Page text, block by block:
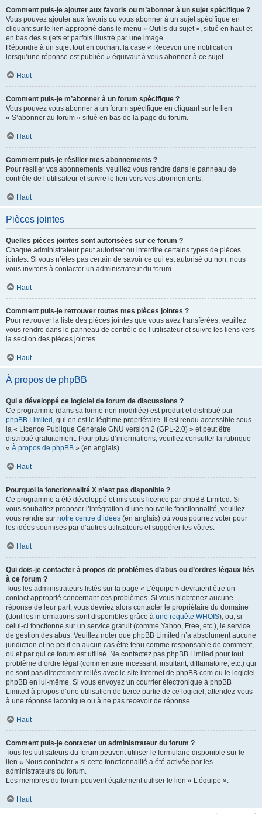
Comment puis-je ajouter aux favoris ou m’abonner à un sujet spécifique ?
Vous pouvez ajouter aux favoris ou vous abonner à un sujet spécifique en
cliquant sur le lien approprié dans le menu « Outils du sujet », situé en haut et
en bas des sujets et parfois illustré par une image.
Répondre à un sujet tout en cochant la case « Recevoir une notification
lorsqu’une réponse est publiée » équivaut à vous abonner à ce sujet.
Haut
Comment puis-je m’abonner à un forum spécifique ?
Vous pouvez vous abonner à un forum spécifique en cliquant sur le lien
« S’abonner au forum » situé en bas de la page du forum.
Haut
Comment puis-je résilier mes abonnements ?
Pour résilier vos abonnements, veuillez vous rendre dans le panneau de
contrôle de l’utilisateur et suivre le lien vers vos abonnements.
Haut
Pièces jointes
Quelles pièces jointes sont autorisées sur ce forum ?
Chaque administrateur peut autoriser ou interdire certains types de pièces
jointes. Si vous n’êtes pas certain de savoir ce qui est autorisé ou non, nous
vous invitons à contacter un administrateur du forum.
Haut
Comment puis-je retrouver toutes mes pièces jointes ?
Pour retrouver la liste des pièces jointes que vous avez transférées, veuillez
vous rendre dans le panneau de contrôle de l’utilisateur et suivre les liens vers
la section des pièces jointes.
Haut
À propos de phpBB
Qui a développé ce logiciel de forum de discussions ?
Ce programme (dans sa forme non modifiée) est produit et distribué par
phpBB Limited , qui en est le légitime propriétaire. Il est rendu accessible sous
la « Licence Publique Générale GNU version 2 (GPL-2.0) » et peut être
distribué gratuitement. Pour plus d’informations, veuillez consulter la rubrique
« À propos de phpBB » (en anglais).
Haut
Pourquoi la fonctionnalité X n’est pas disponible ?
Ce programme a été développé et mis sous licence par phpBB Limited. Si
vous souhaitez proposer l’intégration d’une nouvelle fonctionnalité, veuillez
vous rendre sur notre centre d’idées (en anglais) où vous pourrez voter pour
les idées soumises par d’autres utilisateurs et suggérer les vôtres.
Haut
Qui dois-je contacter à propos de problèmes d’abus ou d’ordres légaux liés
à ce forum ?
Tous les administrateurs listés sur la page « L’équipe » devraient être un
contact approprié concernant ces problèmes. Si vous n’obtenez aucune
réponse de leur part, vous devriez alors contacter le propriétaire du domaine
(dont les informations sont disponibles grâce à une requête WHOIS), ou, si
celui-ci fonctionne sur un service gratuit (comme Yahoo, Free, etc.), le service
de gestion des abus. Veuillez noter que phpBB Limited n’a absolument aucune
juridiction et ne peut en aucun cas être tenu comme responsable de comment,
où et par qui ce forum est utilisé. Ne contactez pas phpBB Limited pour tout
problème d’ordre légal (commentaire incessant, insultant, diffamatoire, etc.) qui
ne sont pas directement reliés avec le site internet de phpBB.com ou le logiciel
phpBB en lui-même. Si vous envoyez un courrier électronique à phpBB
Limited à propos d’une utilisation de tierce partie de ce logiciel, attendez-vous
à une réponse laconique ou à ne pas recevoir de réponse.
Haut
Comment puis-je contacter un administrateur du forum ?
Tous les utilisateurs du forum peuvent utiliser le formulaire disponible sur le
lien « Nous contacter » si cette fonctionnalité a été activée par les
administrateurs du forum.
Les membres du forum peuvent également utiliser le lien « L’équipe ».
Haut